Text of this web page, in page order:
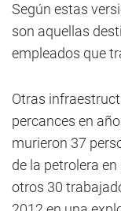
Según estas
son aquellas
empleados que
Otras
percances en
murieron 37
de la petrolera
otros 30